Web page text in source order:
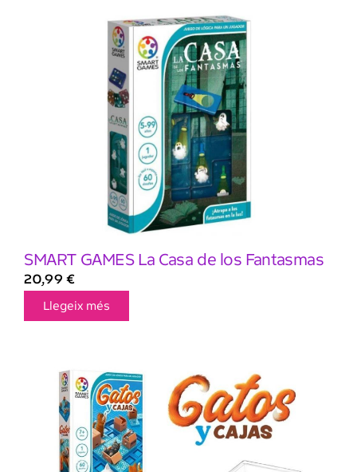
SMART GAMES La Casa de los Fantasmas
20,99 €
Llegeix més